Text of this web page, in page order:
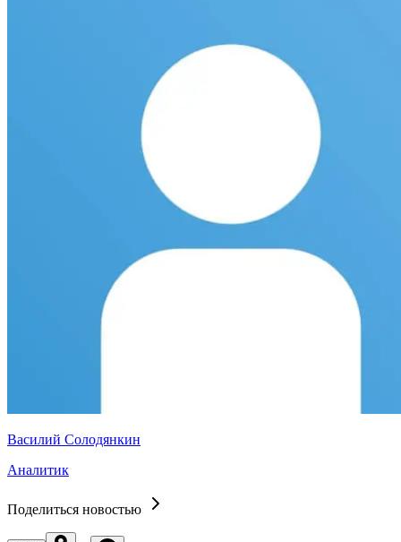
Василий Солодянкин
Аналитик
Поделиться новостью